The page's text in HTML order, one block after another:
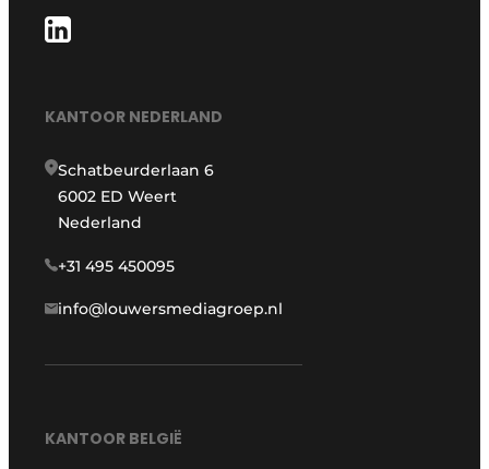
KANTOOR NEDERLAND
Schatbeurderlaan 6
6002 ED Weert
Nederland
+31 495 450095
info@louwersmediagroep.nl
KANTOOR BELGIË